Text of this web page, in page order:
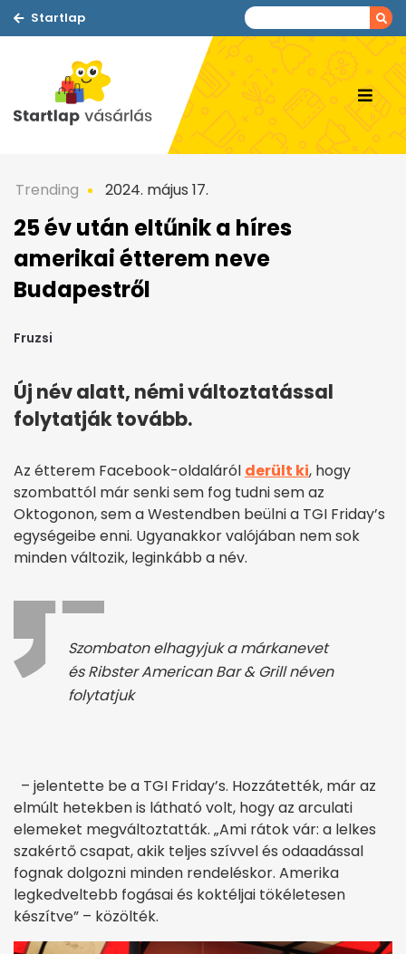
Startlap
Trending 2024. május 17.
25 év után eltűnik a híres
amerikai étterem neve
Budapestről
Fruzsi
Új név alatt, némi változtatással
folytatják tovább.
Az étterem Facebook-oldaláról derült ki, hogy
szombattól már senki sem fog tudni sem az
Oktogonon, sem a Westendben beülni a TGI Friday’s
egységeibe enni. Ugyanakkor valójában nem sok
minden változik, leginkább a név.
Szombaton elhagyjuk a márkanevet
és Ribster American Bar & Grill néven
folytatjuk
– jelentette be a TGI Friday’s. Hozzátették, már az
elmúlt hetekben is látható volt, hogy az arculati
elemeket megváltoztatták. „Ami rátok vár: a lelkes
szakértő csapat, akik teljes szívvel és odaadással
fognak dolgozni minden rendeléskor. Amerika
legkedveltebb fogásai és koktéljai tökéletesen
készítve” – közölték.